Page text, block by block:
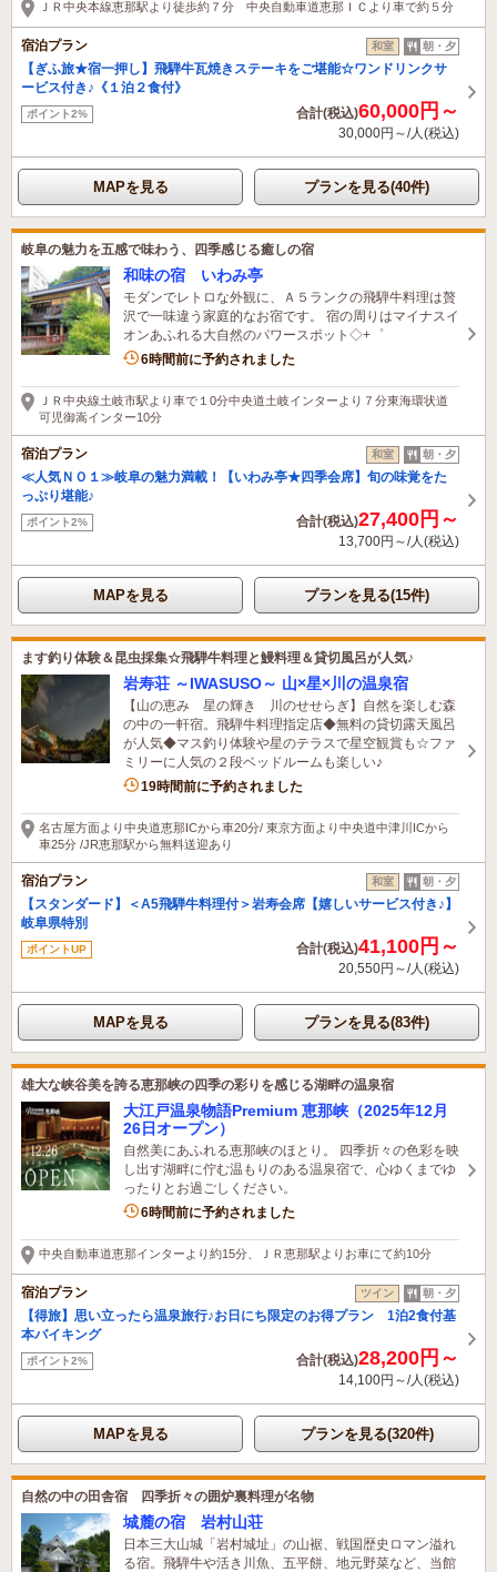
ＪＲ中央本線恵那駅より徒歩約７分 中央自動車道恵那ＩＣより車で約５分
宿泊プラン 和室 朝・夕
【ぎふ旅★宿一押し】飛騨牛瓦焼きステーキをご堪能☆ワンドリンクサ
ービス付き♪《１泊２食付》
ポイント2% 合計(税込)60,000円～
30,000円～/人(税込)
MAPを見る プランを見る(40件)
岐阜の魅力を五感で味わう、四季感じる癒しの宿
和味の宿 いわみ亭
モダンでレトロな外観に、Ａ５ランクの飛騨牛料理は贅
沢で一味違う家庭的なお宿です。 宿の周りはマイナスイ
オンあふれる大自然のパワースポット◇+゜
6時間前に予約されました
ＪＲ中央線土岐市駅より車で１0分中央道土岐インターより７分東海環状道
可児御嵩インター10分
宿泊プラン 和室 朝・夕
≪人気ＮＯ１≫岐阜の魅力満載！【いわみ亭★四季会席】旬の味覚をた
っぷり堪能♪
ポイント2% 合計(税込)27,400円～
13,700円～/人(税込)
MAPを見る プランを見る(15件)
ます釣り体験＆昆虫採集☆飛騨牛料理と鰻料理＆貸切風呂が人気♪
岩寿荘 ～IWASUSO～ 山×星×川の温泉宿
【山の恵み 星の輝き 川のせせらぎ】自然を楽しむ森
の中の一軒宿。飛騨牛料理指定店◆無料の貸切露天風呂
が人気◆マス釣り体験や星のテラスで星空観賞も☆ファ
ミリーに人気の２段ベッドルームも楽しい♪
19時間前に予約されました
名古屋方面より中央道恵那ICから車20分/ 東京方面より中央道中津川ICから
車25分 /JR恵那駅から無料送迎あり
宿泊プラン 和室 朝・夕
【スタンダード】＜A5飛騨牛料理付＞岩寿会席【嬉しいサービス付き♪】
岐阜県特別
ポイントUP 合計(税込)41,100円～
20,550円～/人(税込)
MAPを見る プランを見る(83件)
雄大な峡谷美を誇る恵那峡の四季の彩りを感じる湖畔の温泉宿
大江戸温泉物語Premium 恵那峡（2025年12月
26日オープン）
自然美にあふれる恵那峡のほとり。 四季折々の色彩を映
し出す湖畔に佇む温もりのある温泉宿で、心ゆくまでゆ
ったりとお過ごしください。
2名がこの宿を見ています
中央自動車道恵那インターより約15分、ＪＲ恵那駅よりお車にて約10分
宿泊プラン ツイン 朝・夕
【得旅】思い立ったら温泉旅行♪お日にち限定のお得プラン 1泊2食付基
本バイキング
ポイント2% 合計(税込)28,200円～
14,100円～/人(税込)
MAPを見る プランを見る(320件)
自然の中の田舎宿 四季折々の囲炉裏料理が名物
城麓の宿 岩村山荘
日本三大山城「岩村城址」の山裾、戦国歴史ロマン溢れ
る宿。飛騨牛や活き川魚、五平餅、地元野菜など、当館